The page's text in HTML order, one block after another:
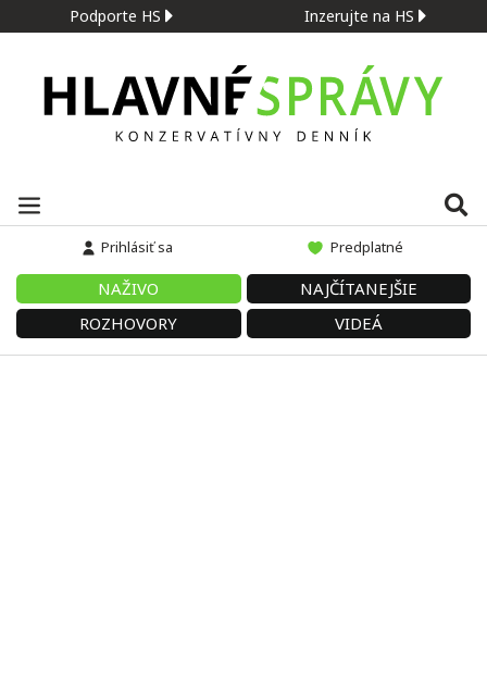
Podporte HS Inzerujte na HS
Prihlásiť sa Predplatné
NAŽIVO
NAJČÍTANEJŠIE
ROZHOVORY
VIDEÁ